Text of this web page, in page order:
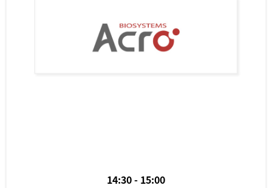
14:30 - 15:00